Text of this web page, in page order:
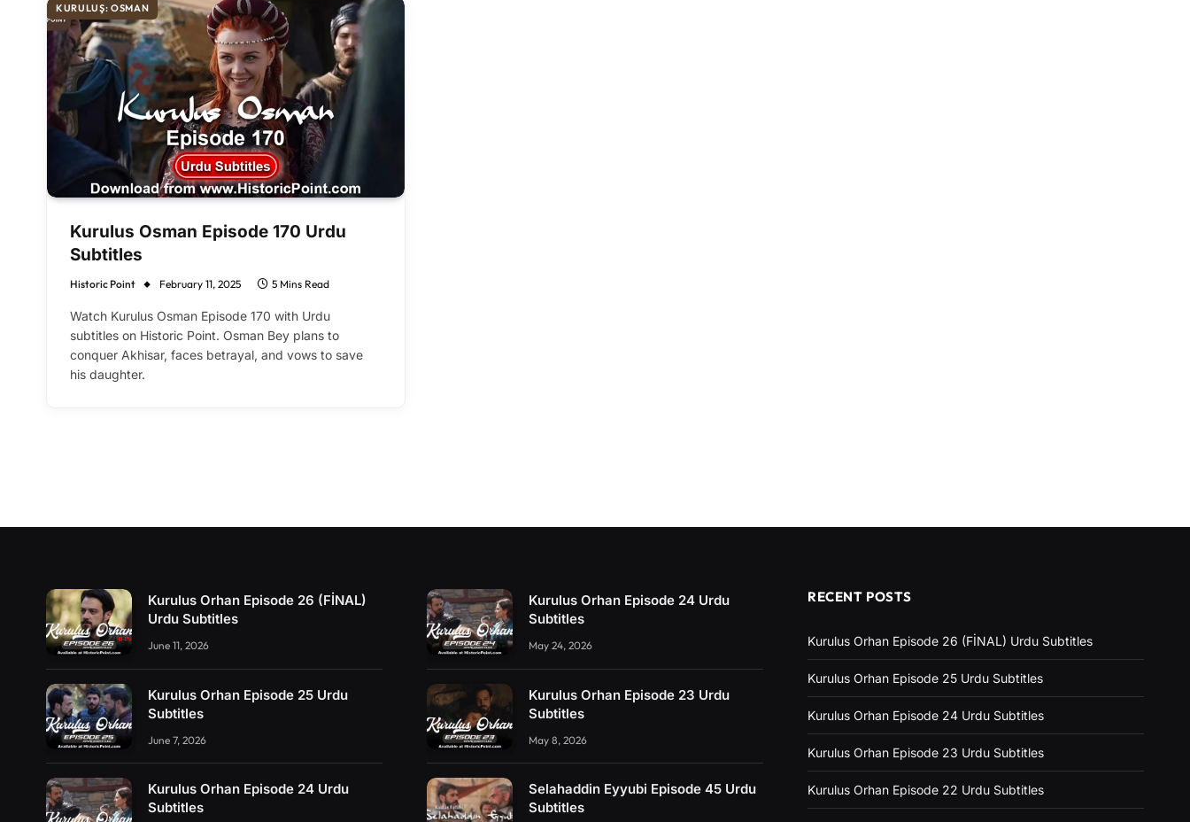
KURULUŞ: OSMAN
Kurulus Osman Episode 170 Urdu
Subtitles
Historic Point February 11, 2025 5 Mins Read
Watch Kurulus Osman Episode 170 with Urdu
subtitles on Historic Point. Osman Bey plans to
conquer Akhisar, faces betrayal, and vows to save
his daughter.
Kurulus Orhan Episode 26 (FİNAL)
Urdu Subtitles
June 11, 2026
Kurulus Orhan Episode 25 Urdu
Subtitles
June 7, 2026
Kurulus Orhan Episode 24 Urdu
Subtitles
Kurulus Orhan Episode 24 Urdu
Subtitles
May 24, 2026
Kurulus Orhan Episode 23 Urdu
Subtitles
May 8, 2026
Selahaddin Eyyubi Episode 45 Urdu
Subtitles
RECENT POSTS
Kurulus Orhan Episode 26 (FİNAL) Urdu Subtitles
Kurulus Orhan Episode 25 Urdu Subtitles
Kurulus Orhan Episode 24 Urdu Subtitles
Kurulus Orhan Episode 23 Urdu Subtitles
Kurulus Orhan Episode 22 Urdu Subtitles